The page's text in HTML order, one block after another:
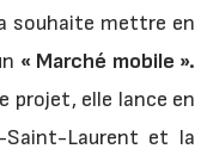
souhaite mettre en
« Marché mobile ».
projet, elle lance en
Saint-Laurent et la